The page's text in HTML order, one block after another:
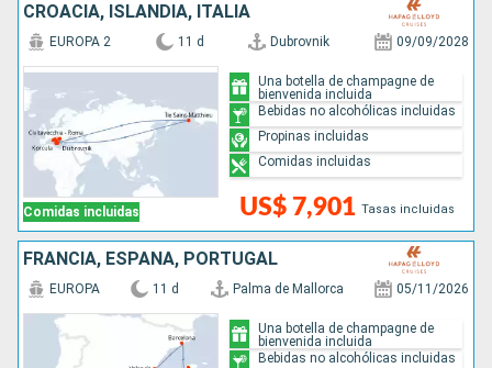
CROACIA, ISLANDIA, ITALIA
Comidas incluidas
EUROPA 2 11 d Dubrovnik 09/09/2028
US$ 7,901 Tasas incluidas
Una botella de champagne de
bienvenida incluida
Bebidas no alcohólicas incluidas
Propinas incluidas
Comidas incluidas
FRANCIA, ESPAÑA, PORTUGAL
EUROPA 11 d Palma de Mallorca 05/11/2026
Una botella de champagne de
bienvenida incluida
Bebidas no alcohólicas incluidas